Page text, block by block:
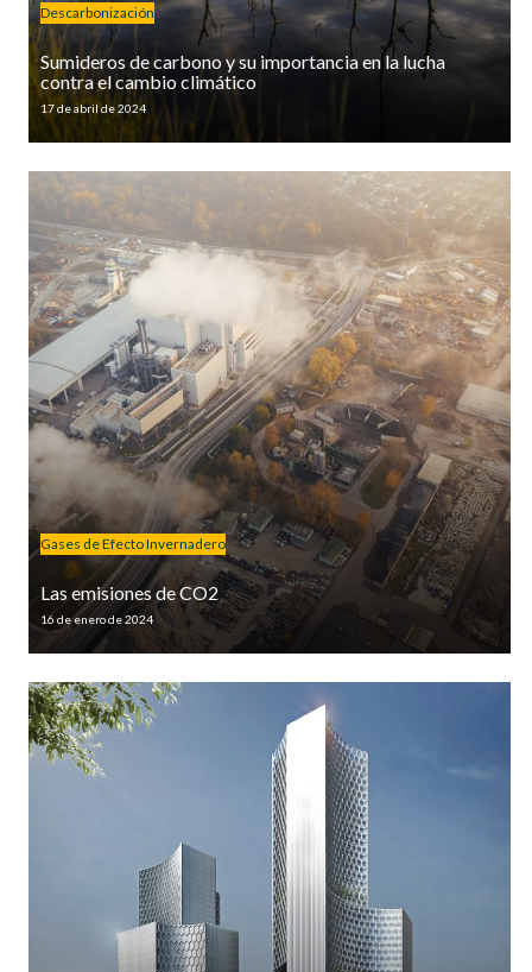
Descarbonización
Sumideros de carbono y su importancia en la lucha
contra el cambio climático
17 de abril de 2024
Gases de Efecto Invernadero
Las emisiones de CO2
16 de enero de 2024